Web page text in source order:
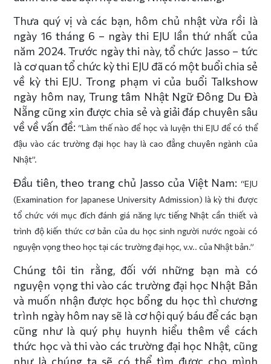
Thưa quý vị và các bạn, hôm chủ nhật vừa rồi là
ngày 16 tháng 6 – ngày thi EJU lần thứ nhất của
năm 2024. Trước ngày thi này, tổ chức Jasso – tức
là cơ quan tổ chức kỳ thi EJU đã có một buổi chia sẻ
về kỳ thi EJU. Trong phạm vi của buổi Talkshow
ngày hôm nay, Trung tâm Nhật Ngữ Đông Du Đà
Nẵng cũng xin được chia sẻ và giải đáp chuyên sâu
về về vấn đề:“Làm thế nào để học và luyện thi EJU để có thể
đậu vào các trường đại học hay là cao đẳng chuyên ngành của
Nhật”.
Đầu tiên, theo trang chủ Jasso của Việt Nam: “EJU
(Examination for Japanese University Admission) là kỳ thi được
tổ chức với mục đích đánh giá năng lực tiếng Nhật cần thiết và
trình độ kiến thức cơ bản của du học sinh người nước ngoài có
nguyện vọng theo học tại các trường đại học, v.v.. của Nhật bản.”
Chúng tôi tin rằng, đối với những bạn mà có
nguyện vọng thi vào các trường đại học Nhật Bản
và muốn nhận được học bổng du học thì chương
trình ngày hôm nay sẽ là cơ hội quý báu để các bạn
cũng như là quý phụ huynh hiểu thêm về cách
thức học và thi vào các trường đại học Nhật, cũng
như là chúng ta sẽ có thể tìm được cho mình